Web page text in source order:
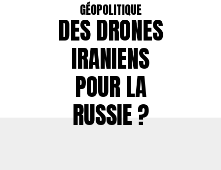
GÉOPOLITIQUE
DES DRONES
IRANIENS
POUR LA
RUSSIE ?